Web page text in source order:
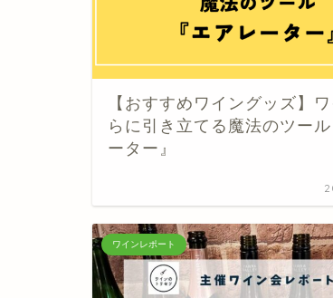
【おすすめワイングッズ】
らに引き立てる魔法のツー
ーター』
ワインレポート